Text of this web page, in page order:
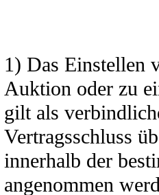
1) Das Einstellen
Auktion oder zu
gilt als
Vertragsschluss
innerhalb der
angenommen